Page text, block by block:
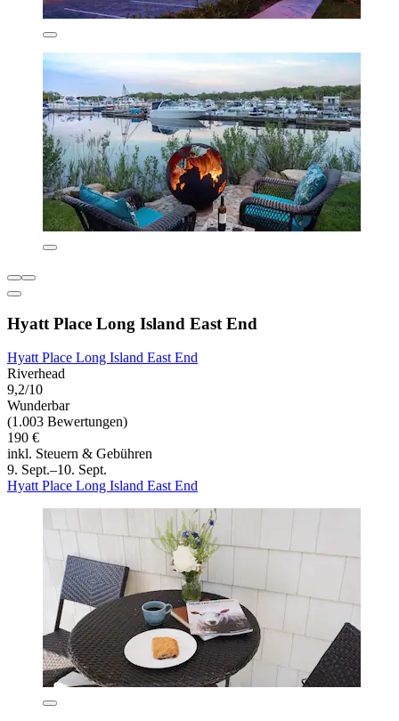
Hyatt Place Long Island East End
Hyatt Place Long Island East End
Riverhead
9,2/10
Wunderbar
(1.003 Bewertungen)
190 €
inkl. Steuern & Gebühren
9. Sept.–10. Sept.
Hyatt Place Long Island East End